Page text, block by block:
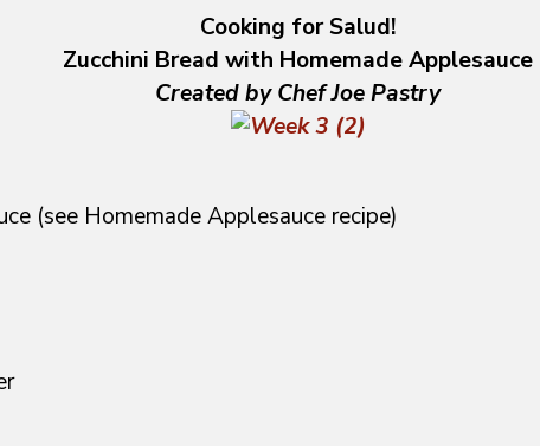
Cooking for Salud!
Zucchini Bread with Homemade Applesauce
Created by Chef Joe Pastry
(see Homemade Applesauce recipe)